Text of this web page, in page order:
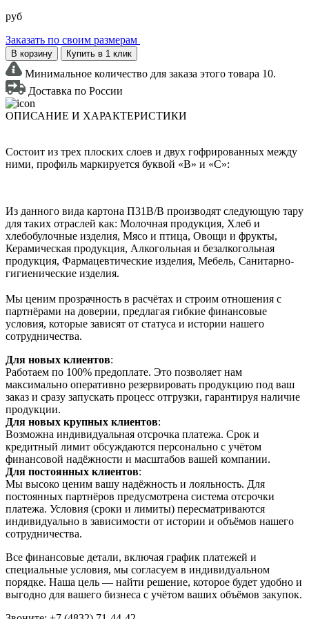
руб
Заказать по своим размерам
В корзину Купить в 1 клик
Минимальное количество для заказа этого товара 10.
Доставка по России
ОПИСАНИЕ И ХАРАКТЕРИСТИКИ
Состоит из трех плоских слоев и двух гофрированных между
ними, профиль маркируется буквой «В» и «С»:
Из данного вида картона П31В/B производят следующую тару
для таких отраслей как: Молочная продукция, Хлеб и
хлебобулочные изделия, Мясо и птица, Овощи и фрукты,
Керамическая продукция, Алкогольная и безалкогольная
продукция, Фармацевтические изделия, Мебель, Санитарно-
гигиенические изделия.
Мы ценим прозрачность в расчётах и строим отношения с
партнёрами на доверии, предлагая гибкие финансовые
условия, которые зависят от статуса и истории нашего
сотрудничества.
Для новых клиентов:
Работаем по 100% предоплате. Это позволяет нам
максимально оперативно резервировать продукцию под ваш
заказ и сразу запускать процесс отгрузки, гарантируя наличие
продукции.
Для новых крупных клиентов:
Возможна индивидуальная отсрочка платежа. Срок и
кредитный лимит обсуждаются персонально с учётом
финансовой надёжности и масштабов вашей компании.
Для постоянных клиентов:
Мы высоко ценим вашу надёжность и лояльность. Для
постоянных партнёров предусмотрена система отсрочки
платежа. Условия (сроки и лимиты) пересматриваются
индивидуально в зависимости от истории и объёмов нашего
сотрудничества.
Все финансовые детали, включая график платежей и
специальные условия, мы согласуем в индивидуальном
порядке. Наша цель — найти решение, которое будет удобно и
выгодно для вашего бизнеса с учётом ваших объёмов закупок.